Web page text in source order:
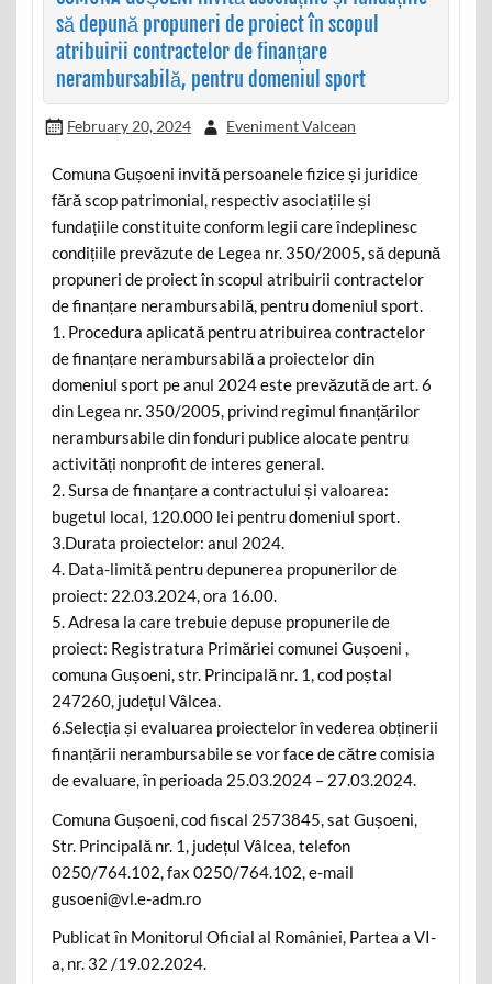
să depună propuneri de proiect în scopul
atribuirii contractelor de finanțare
nerambursabilă, pentru domeniul sport
February 20, 2024 Eveniment Valcean
Comuna Gușoeni invită persoanele fizice și juridice
fără scop patrimonial, respectiv asociațiile și
fundațiile constituite conform legii care îndeplinesc
condițiile prevăzute de Legea nr. 350/2005, să depună
propuneri de proiect în scopul atribuirii contractelor
de finanțare nerambursabilă, pentru domeniul sport.
1. Procedura aplicată pentru atribuirea contractelor
de finanțare nerambursabilă a proiectelor din
domeniul sport pe anul 2024 este prevăzută de art. 6
din Legea nr. 350/2005, privind regimul finanțărilor
nerambursabile din fonduri publice alocate pentru
activități nonprofit de interes general.
2. Sursa de finanțare a contractului și valoarea:
bugetul local, 120.000 lei pentru domeniul sport.
3.Durata proiectelor: anul 2024.
4. Data-limită pentru depunerea propunerilor de
proiect: 22.03.2024, ora 16.00.
5. Adresa la care trebuie depuse propunerile de
proiect: Registratura Primăriei comunei Gușoeni ,
comuna Gușoeni, str. Principală nr. 1, cod poștal
247260, județul Vâlcea.
6.Selecția și evaluarea proiectelor în vederea obținerii
finanțării nerambursabile se vor face de către comisia
de evaluare, în perioada 25.03.2024 – 27.03.2024.
Comuna Gușoeni, cod fiscal 2573845, sat Gușoeni,
Str. Principală nr. 1, județul Vâlcea, telefon
0250/764.102, fax 0250/764.102, e-mail
gusoeni@vl.e-adm.ro
Publicat în Monitorul Oficial al României, Partea a VI-
a, nr. 32 /19.02.2024.